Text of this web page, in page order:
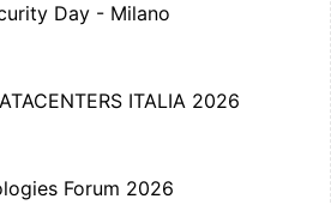
Day - Milano
ITALIA 2026
Forum 2026